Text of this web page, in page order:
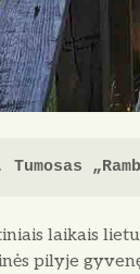
Tumosas
laikais
pi­lyje